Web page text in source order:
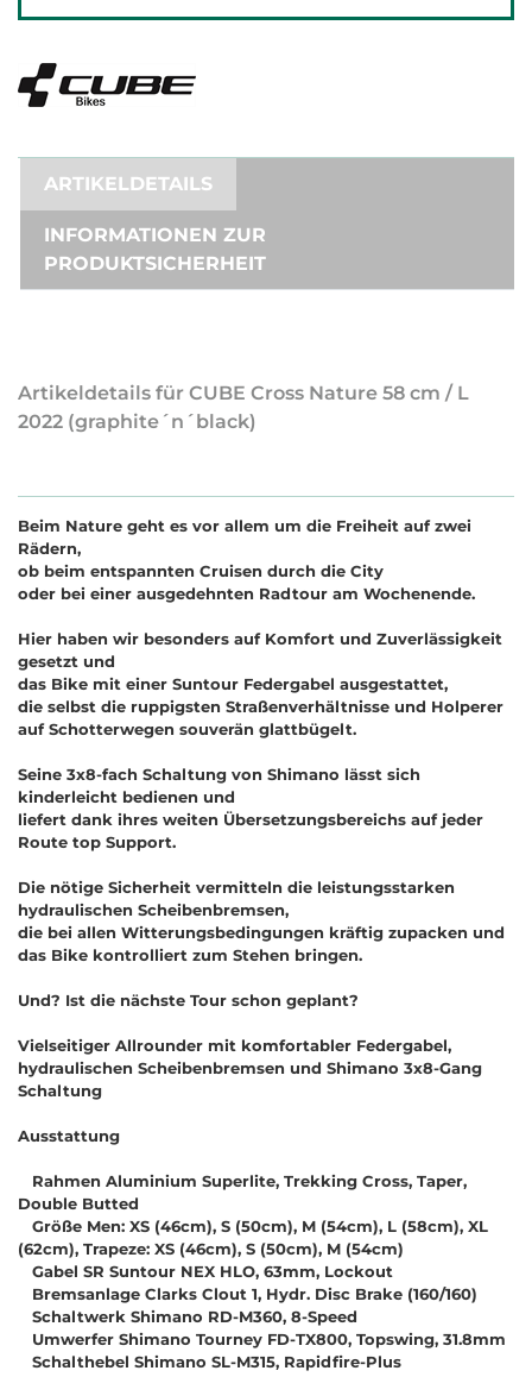
ARTIKELDETAILS
INFORMATIONEN ZUR
PRODUKTSICHERHEIT
Artikeldetails für CUBE Cross Nature 58 cm / L
2022 (graphite´n´black)
Beim Nature geht es vor allem um die Freiheit auf zwei
Rädern,
ob beim entspannten Cruisen durch die City
oder bei einer ausgedehnten Radtour am Wochenende.
Hier haben wir besonders auf Komfort und Zuverlässigkeit
gesetzt und
das Bike mit einer Suntour Federgabel ausgestattet,
die selbst die ruppigsten Straßenverhältnisse und Holperer
auf Schotterwegen souverän glattbügelt.
Seine 3x8-fach Schaltung von Shimano lässt sich
kinderleicht bedienen und
liefert dank ihres weiten Übersetzungsbereichs auf jeder
Route top Support.
Die nötige Sicherheit vermitteln die leistungsstarken
hydraulischen Scheibenbremsen,
die bei allen Witterungsbedingungen kräftig zupacken und
das Bike kontrolliert zum Stehen bringen.
Und? Ist die nächste Tour schon geplant?
Vielseitiger Allrounder mit komfortabler Federgabel,
hydraulischen Scheibenbremsen und Shimano 3x8-Gang
Schaltung
Ausstattung
Rahmen Aluminium Superlite, Trekking Cross, Taper,
Double Butted
Größe Men: XS (46cm), S (50cm), M (54cm), L (58cm), XL
(62cm), Trapeze: XS (46cm), S (50cm), M (54cm)
Gabel SR Suntour NEX HLO, 63mm, Lockout
Bremsanlage Clarks Clout 1, Hydr. Disc Brake (160/160)
Schaltwerk Shimano RD-M360, 8-Speed
Umwerfer Shimano Tourney FD-TX800, Topswing, 31.8mm
Schalthebel Shimano SL-M315, Rapidfire-Plus